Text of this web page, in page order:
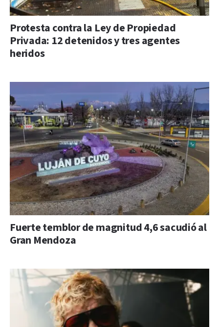
Protesta contra la Ley de Propiedad
Privada: 12 detenidos y tres agentes
heridos
Fuerte temblor de magnitud 4,6 sacudió al
Gran Mendoza